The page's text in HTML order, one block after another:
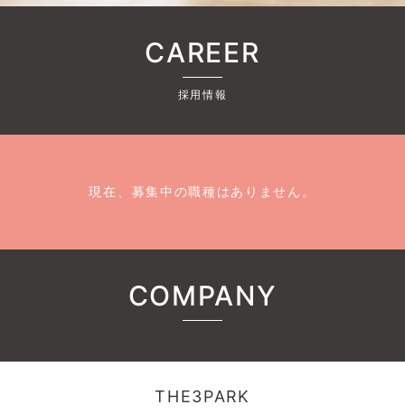
CAREER
採用情報
現在、募集中の職種はありません。
COMPANY
THE3PARK